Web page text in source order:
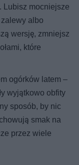
Lubisz mocniejsze
albo
wersję, zmniejsz
które
ogórków latem –
wyjątkowo obfity
sposób, by nic
smak na
przez wiele